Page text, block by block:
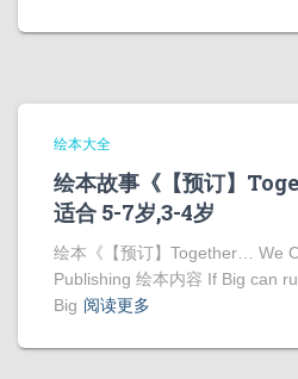
绘本大全
绘本故事《【预订】
适合 5-7岁,3-4岁
绘本《【预订】Together… We
Publishing 绘本内容 If Big can
Big 阅读更多